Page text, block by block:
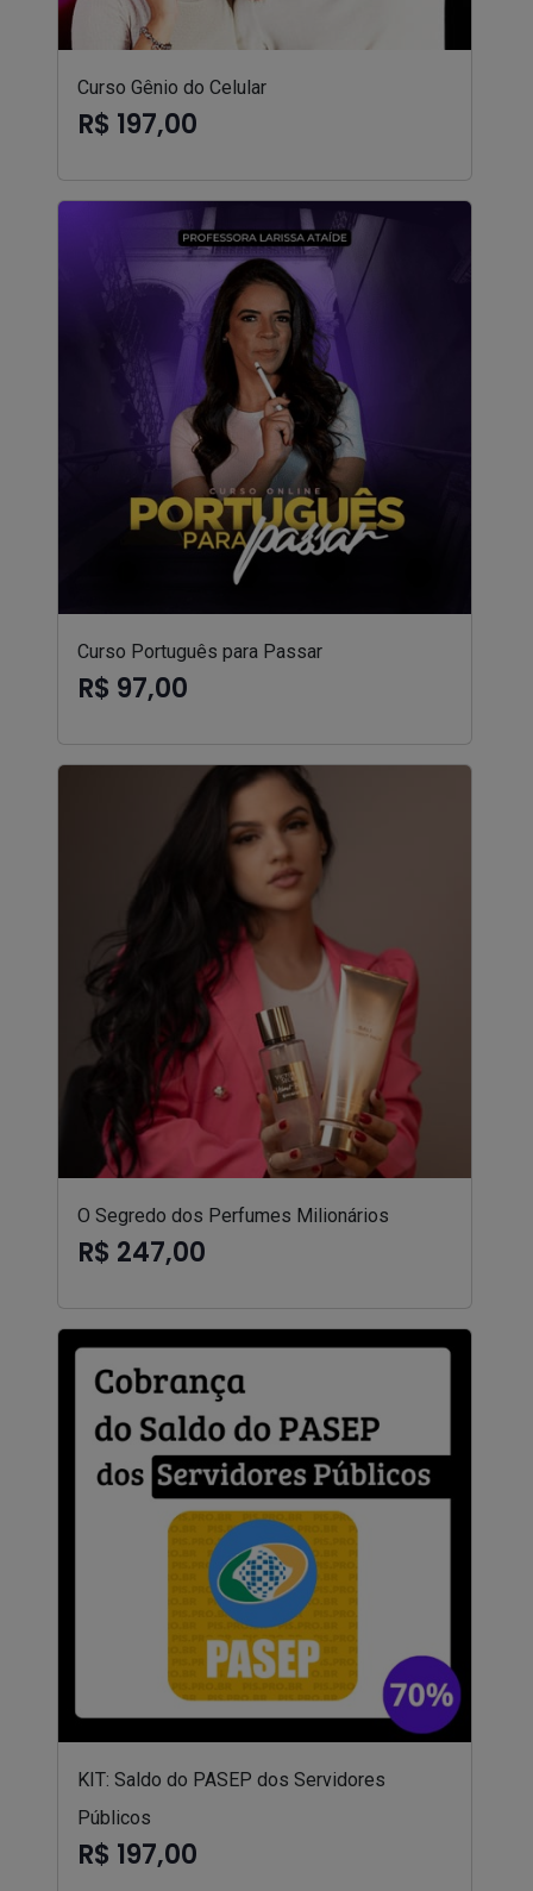
Curso Gênio do Celular
R$ 197,00
Curso Português para Passar
R$ 97,00
O Segredo dos Perfumes Milionários
R$ 247,00
KIT: Saldo do PASEP dos Servidores
Públicos
R$ 197,00